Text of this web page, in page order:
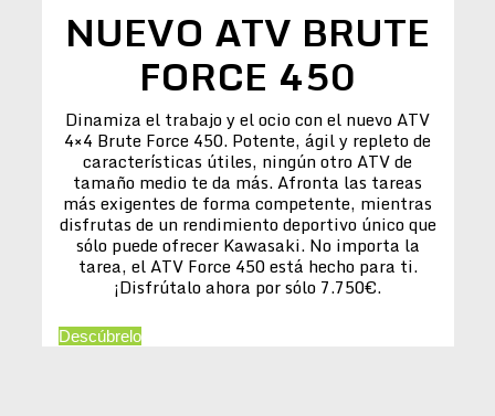
NUEVO ATV BRUTE
FORCE 450
Dinamiza el trabajo y el ocio con el nuevo ATV
4×4 Brute Force 450. Potente, ágil y repleto de
características útiles, ningún otro ATV de
tamaño medio te da más. Afronta las tareas
más exigentes de forma competente, mientras
disfrutas de un rendimiento deportivo único que
sólo puede ofrecer Kawasaki. No importa la
tarea, el ATV Force 450 está hecho para ti.
¡Disfrútalo ahora por sólo 7.750€.
Descúbrelo